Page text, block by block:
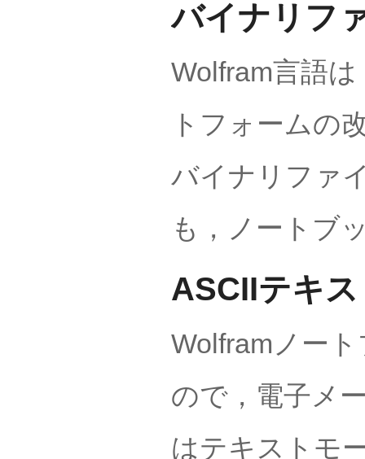
バイナリフ
Wolfram言語
トフォームの
バイナリファ
も，ノートブ
ASCIIテキ
Wolframノー
ので，電子メ
はテキストモ